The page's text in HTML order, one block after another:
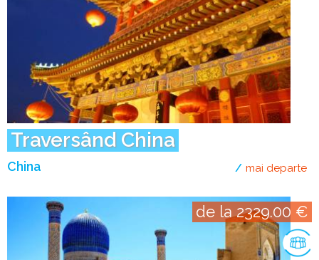
Traversând China
China mai departe
de la 2329.00 €